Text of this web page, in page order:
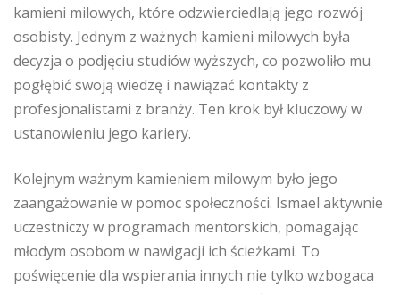
kamieni milowych, które odzwierciedlają jego rozwój
osobisty. Jednym z ważnych kamieni milowych była
decyzja o podjęciu studiów wyższych, co pozwoliło mu
pogłębić swoją wiedzę i nawiązać kontakty z
profesjonalistami z branży. Ten krok był kluczowy w
ustanowieniu jego kariery.
Kolejnym ważnym kamieniem milowym było jego
zaangażowanie w pomoc społeczności. Ismael aktywnie
uczestniczy w programach mentorskich, pomagając
młodym osobom w nawigacji ich ścieżkami. To
poświęcenie dla wspierania innych nie tylko wzbogaca